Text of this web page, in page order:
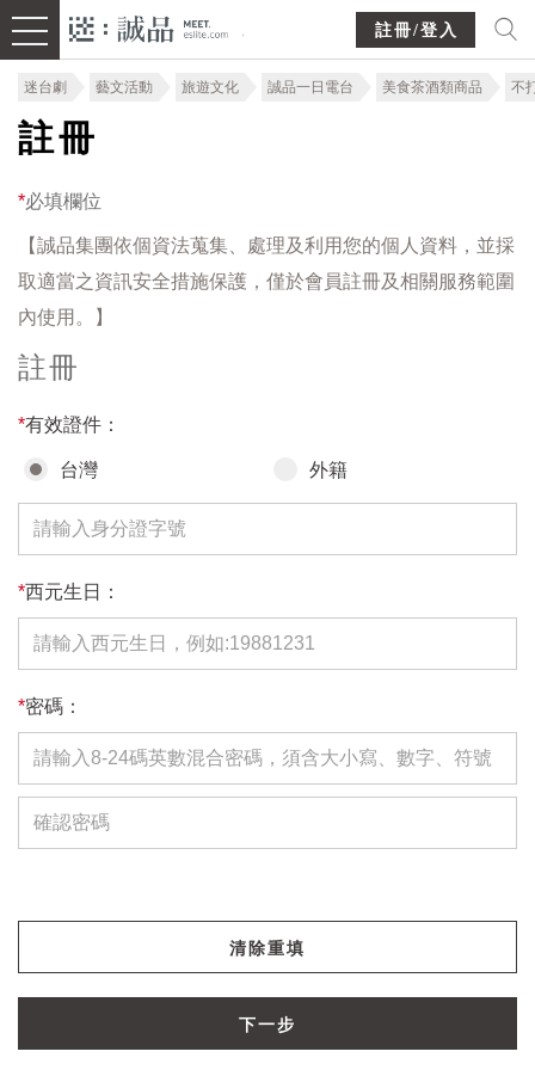
註冊/登入
迷台劇 藝文活動 旅遊文化 誠品一日電台 美食茶酒類商品 不
註冊
*必填欄位
【誠品集團依個資法蒐集、處理及利用您的個人資料，並採
取適當之資訊安全措施保護，僅於會員註冊及相關服務範圍
內使用。】
註冊
*有效證件：
台灣 外籍
*西元生日：
*密碼：